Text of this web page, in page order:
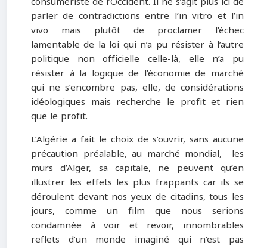
parler de contradictions entre l’in vitro et l’in
vivo mais plutôt de proclamer l’échec
lamentable de la loi qui n’a pu résister à l’autre
politique non officielle celle-là, elle n’a pu
résister à la logique de l’économie de marché
qui ne s’encombre pas, elle, de considérations
idéologiques mais recherche le profit et rien
que le profit.
L’Algérie a fait le choix de s’ouvrir, sans aucune
précaution préalable, au marché mondial, les
murs d’Alger, sa capitale, ne peuvent qu’en
illustrer les effets les plus frappants car ils se
déroulent devant nos yeux de citadins, tous les
jours, comme un film que nous serions
condamnée à voir et revoir, innombrables
reflets d’un monde imaginé qui n’est pas